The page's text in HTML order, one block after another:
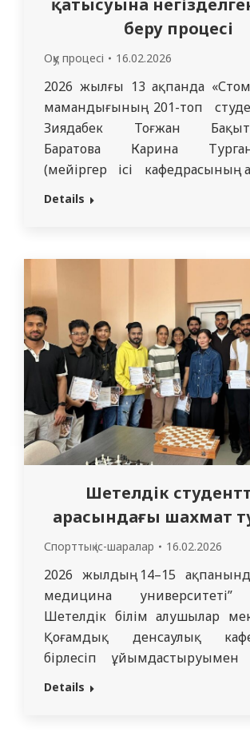
беру процесі
Оқу процесі 16.02.2026
2026 жылғы 13 ақпанда
мамандығының 201-топ
Зиядабек Тоғжан
Баратова Карина
(мейіргер ісі кафедрасының
Оспанова А.Т.-ның
ның жетекшілігімен) өз
«Пациенттердің жалпы
тақырыбында оқу сабағын
Студентке
элементтерін жүзеге
оқытушылық
алушылардың…
Details
Шетелдік
арасындағы шахмат
Спорттық іс-шаралар 16.02.2026
2026 жылдың 14–15
медицина
Шетелдік білім алушылар
Қоғамдық денсаулық
бірлесіп ұйымдастыруымен
студенттер арасында
Details